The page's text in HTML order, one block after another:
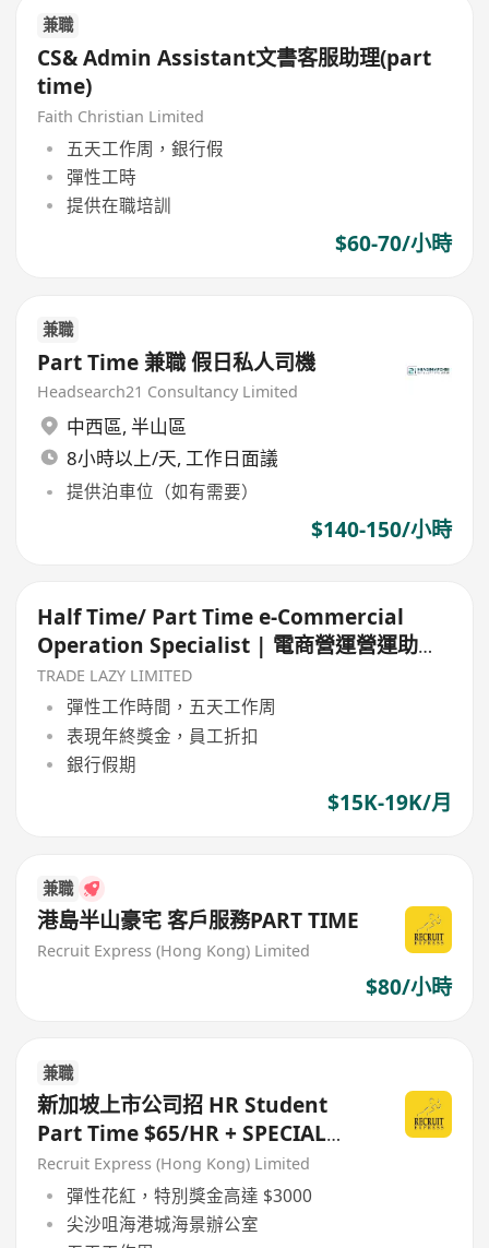
兼職
CS& Admin Assistant文書客服助理(part
time)
Faith Christian Limited
五天工作周，銀行假
彈性工時
提供在職培訓
$60-70/小時
兼職
Part Time 兼職 假日私人司機
Headsearch21 Consultancy Limited
中西區, 半山區
8小時以上/天, 工作日面議
提供泊車位（如有需要）
$140-150/小時
Half Time/ Part Time e-Commercial
Operation Specialist | 電商營運營運助理
(電玩及動漫遊戲產品)
TRADE LAZY LIMITED
彈性工作時間，五天工作周
表現年終獎金，員工折扣
銀行假期
$15K-19K/月
兼職
港島半山豪宅 客戶服務PART TIME
Recruit Express (Hong Kong) Limited
$80/小時
兼職
新加坡上市公司招 HR Student
Part Time $65/HR + SPECIAL
BONUS
Recruit Express (Hong Kong) Limited
彈性花紅，特別獎金高達 $3000
尖沙咀海港城海景辦公室